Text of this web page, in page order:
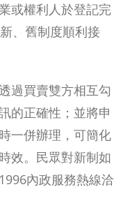
或權利人於登記完
、舊制度順利接
過買賣雙方相互勾
的正確性；並將申
一併辦理，可簡化
效。民眾對新制如
內政服務熱線洽